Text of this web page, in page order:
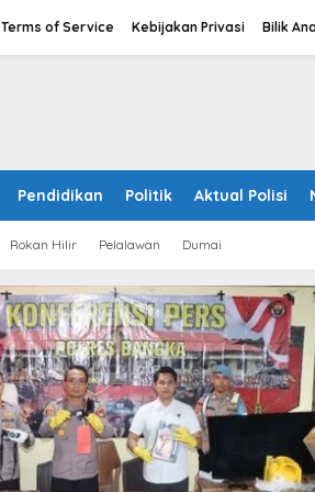
Terms of Service Kebijakan Privasi Bilik
Pendidikan Politik Aktual Polisi
Rokan Hilir Pelalawan Dumai